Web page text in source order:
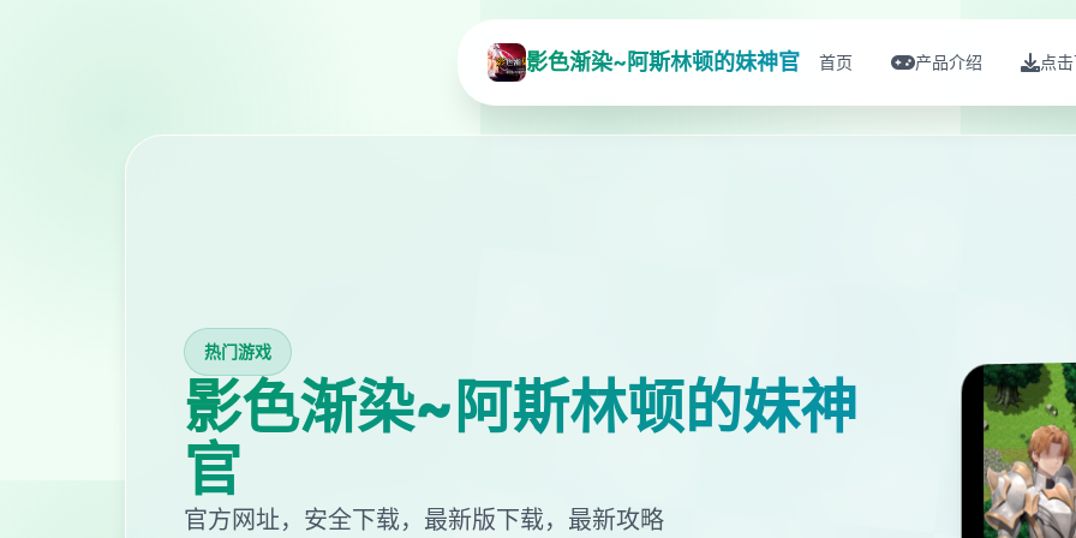
影色渐染~阿斯林顿的妹神官 首页 产品介绍 点
热门游戏
影色渐染~阿斯林顿的妹神
官
官方网址，安全下载，最新版下载，最新攻略